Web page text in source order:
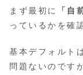
まず最初に 「自
っているかを確
基本デフォルト
問題ないのです